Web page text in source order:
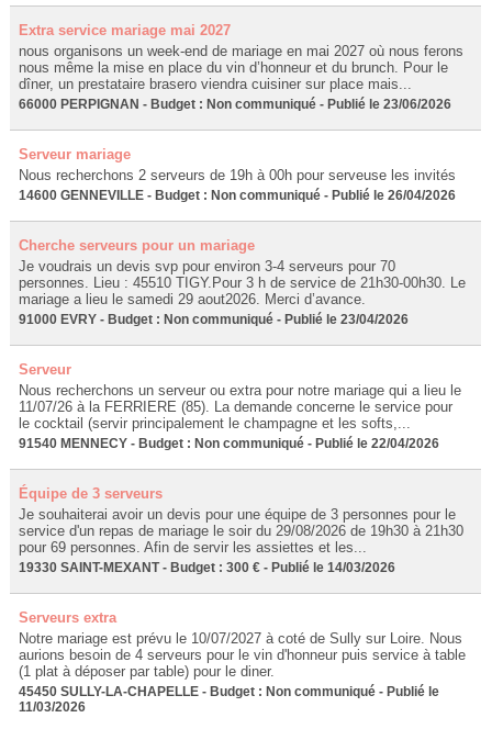
Extra service mariage mai 2027
nous organisons un week-end de mariage en mai 2027 où nous ferons
nous même la mise en place du vin d’honneur et du brunch. Pour le
dîner, un prestataire brasero viendra cuisiner sur place mais...
66000 PERPIGNAN - Budget : Non communiqué - Publié le 23/06/2026
Serveur mariage
Nous recherchons 2 serveurs de 19h à 00h pour serveuse les invités
14600 GENNEVILLE - Budget : Non communiqué - Publié le 26/04/2026
Cherche serveurs pour un mariage
Je voudrais un devis svp pour environ 3-4 serveurs pour 70
personnes. Lieu : 45510 TIGY.Pour 3 h de service de 21h30-00h30. Le
mariage a lieu le samedi 29 aout2026. Merci d’avance.
91000 EVRY - Budget : Non communiqué - Publié le 23/04/2026
Serveur
Nous recherchons un serveur ou extra pour notre mariage qui a lieu le
11/07/26 à la FERRIERE (85). La demande concerne le service pour
le cocktail (servir principalement le champagne et les softs,...
91540 MENNECY - Budget : Non communiqué - Publié le 22/04/2026
Équipe de 3 serveurs
Je souhaiterai avoir un devis pour une équipe de 3 personnes pour le
service d'un repas de mariage le soir du 29/08/2026 de 19h30 à 21h30
pour 69 personnes. Afin de servir les assiettes et les...
19330 SAINT-MEXANT - Budget : 300 € - Publié le 14/03/2026
Serveurs extra
Notre mariage est prévu le 10/07/2027 à coté de Sully sur Loire. Nous
aurions besoin de 4 serveurs pour le vin d'honneur puis service à table
(1 plat à déposer par table) pour le diner.
45450 SULLY-LA-CHAPELLE - Budget : Non communiqué - Publié le
11/03/2026